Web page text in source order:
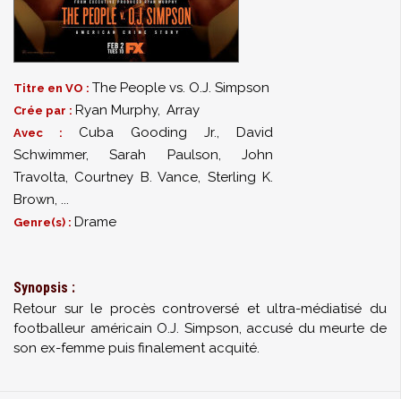
Titre en VO : The People vs. O.J. Simpson
Crée par : Ryan Murphy, Array
Avec : Cuba Gooding Jr., David
Schwimmer,Sarah Paulson,John
Travolta, Courtney B. Vance, Sterling K.
Brown, ...
Genre(s) : Drame
Synopsis :
Retour sur le procès controversé et ultra-médiatisé du
footballeur américain O.J. Simpson, accusé du meurte de
son ex-femme puis finalement acquité.